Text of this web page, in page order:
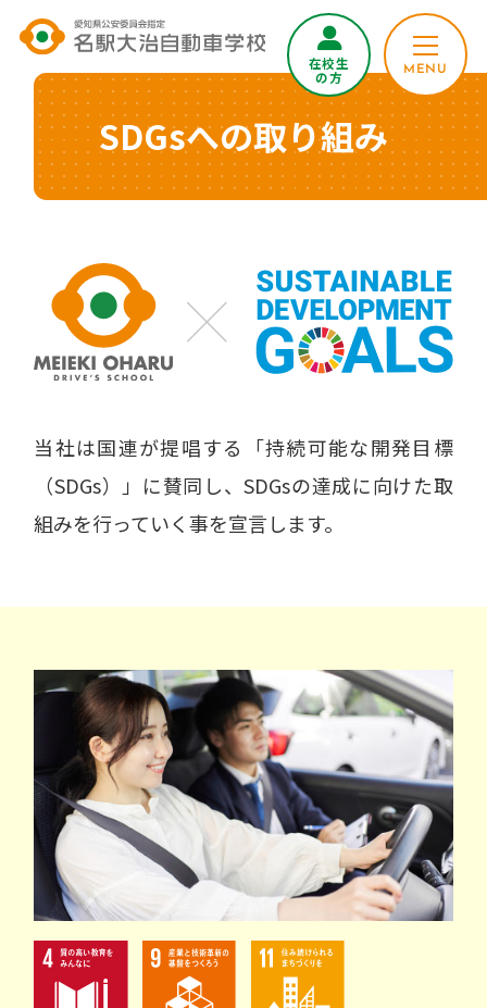
SDGsへの取り組み
当社は国連が提唱する「持続可能な開発目標
（SDGs）」に賛同し、SDGsの達成に向けた取
組みを行っていく事を宣言します。
在校生
の方 MENU